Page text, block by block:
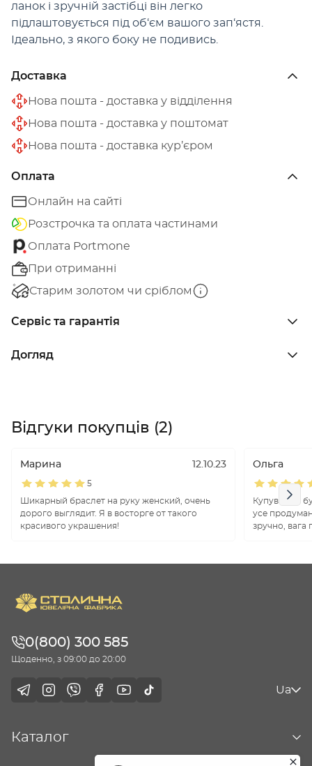
ланок і зручній застібці він легко
підлаштовується під об‘єм вашого зап‘ястя.
Ідеально, з якого боку не подивись.
Доставка
Нова пошта - доставка у відділення
Нова пошта - доставка у поштомат
Нова пошта - доставка кур’єром
Оплата
Онлайн на сайті
Розстрочка та оплата частинами
Оплата Portmone
При отриманні
Старим золотом чи сріблом
Сервіс та гарантія
Догляд
Відгуки покупців (2)
Марина 12.10.23
5
Шикарный браслет на руку женский, очень
дорого выглядит. Я в восторге от такого
красивого украшения!
Ольга
Купувала в
усе
зручно, вага
0(800) 300 585
Щоденно, з 09:00 до 20:00
Ua
Каталог